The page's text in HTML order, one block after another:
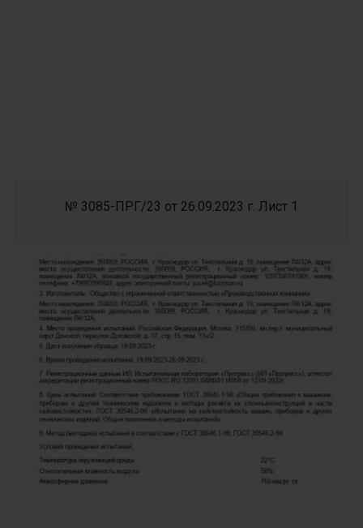
№ 3085-ПРГ/23 от 26.09.2023 г. Лист 1